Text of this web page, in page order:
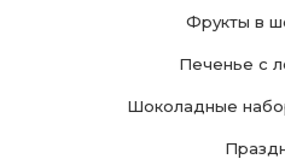
Фрукты в
Печенье с
Шоколадные